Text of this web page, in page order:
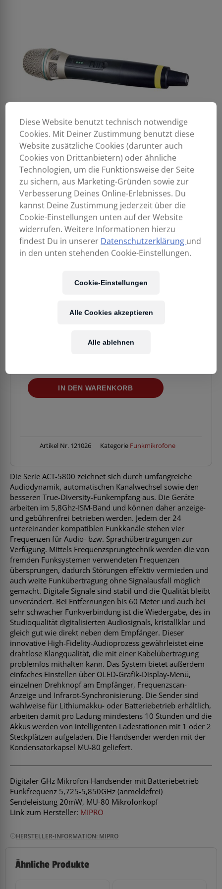
229,00€
MIPRO
ACT-
Menge
IN DEN WARENKORB
Artikel Nr. 121026 Kategorie Funkmikrofone
Die Serie ACT-5800 zeichnet sich durch umfangreiche
Audiodynamik, automatischen Kanalwechsel sowie den
besseren True-Diversity-Funkempfang aus. Die Geräte
arbeiten im 5,8Ghz-ISM-Band und können daher anzeige-
und gebührenfrei betrieben werden. Jedem der 24
untereinander kompatiblen Funkkanäle stehen vier
Frequenzen für Audio- bzw. Sprachübertragungen zur
Verfügung. Mittels Frequenzsprungtechnik werden die von
fremden Funksystemen verwendeten Frequenzen
übersprungen, dadurch Störungen effektiv vermieden und
auch weite Funkübertragung ohne Signalausfall möglich
gemacht. Digitale Signale sind stabil und die Qualität bleibt
unverändert. Bei Entfernungen bis 60 Meter und auch bei
sehr schwacher Funkverbindung ist die Wiedergabe, des in
Studioqualität digitalisierten Audiosignals, kristallklar und
gleich gut wie direkt neben dem Empfänger. Dieser
innovative High-Fidelity-Audioprozess gewährleistet eine
drahtlose Klangqualität, die mit einer Kabelübertragung
problemlos mithalten kann. Das System bietet außerdem
einfaches Einstellen über OLED-Grafik-Display-Menü,
einzelnen Drehknopf am Empfänger, Frequenzscan-
Anzeige und Infrarot-Synchronisierung. Die Sender sind
wahlweise für Lithiumakku- oder Batteriebetrieb erhältlich,
arbeiten damit pro Ladung mindestens 10 Stunden und die
Akkus werden von intelligenten Ladestationen mit 1 oder 2
Steckplätzen aufgeladen. Die Handsender werden mit der
Kondensatorkapsel MU-80 geliefert.
Digitaler GHz Mikrofon-Handsender mit Batteriebetrieb
Funkfrequenz 5,725-5,850GHz (anmeldefrei)
Sendeleistung 20mW, MU-80 Mikrofonkopf
Link zum Hersteller: MIPRO
HERSTELLER-INFORMATION: MIPRO
Ähnliche Produkte
Diese Website benutzt technisch notwendige
Cookies. Mit Deiner Zustimmung benutzt diese
Website zusätzliche Cookies (darunter auch
Cookies von Drittanbietern) oder ähnliche
Technologien, um die Funktionsweise der Seite
zu sichern, aus Marketing-Gründen sowie zur
Verbesserung Deines Online-Erlebnisses. Du
kannst Deine Zustimmung jederzeit über die
Cookie-Einstellungen unten auf der Website
widerrufen. Weitere Informationen hierzu
findest Du in unserer Datenschutzerklärung und
in den unten stehenden Cookie-Einstellungen.
Cookie-Einstellungen
Alle ablehnen
Alle Cookies akzeptieren